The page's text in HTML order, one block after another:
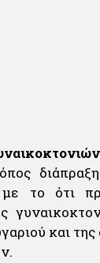
το ότι
και